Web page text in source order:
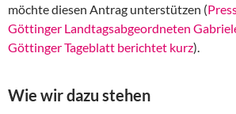
möchte diesen Antrag unterstützen (
Göttinger Landtagsabgeordneten
Göttinger Tageblatt berichtet kurz).
Wie wir dazu stehen